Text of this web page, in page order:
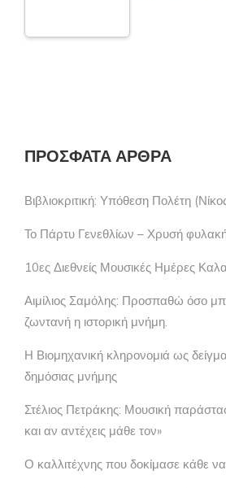
ΠΡΌΣΦΑΤΑ ΆΡΘΡΑ
Βιβλιοκριτική: Υπόθεση Πολέτη
Το Πάρτυ Γενεθλίων – Χρυσή
10ες Διεθνείς Μουσικές Ημέρες
Αιμίλιος Σαμόλης: Προσπαθώ όσο
ζωντανή η ιστορική μνήμη.
Η Βιομηχανική κληρονομιά ως
δημόσιας μνήμης
Στέλιος Πετράκης: Μουσική
και αν αντέχεις μάθε τον»
Ο καλλιτέχνης που δοκίμασε κάθε